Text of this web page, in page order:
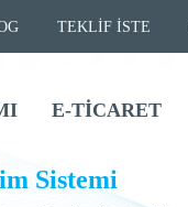
TEKLİF İSTE
E-TİCARET
Sistemi